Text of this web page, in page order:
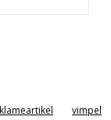
vimpel